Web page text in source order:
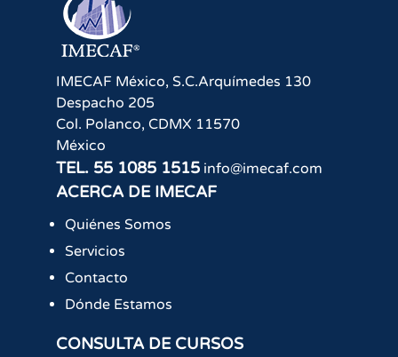
IMECAF México, S.C.Arquímedes 130
Despacho 205
Col. Polanco, CDMX 11570
México
TEL. 55 1085 1515 info@imecaf.com
ACERCA DE IMECAF
Quiénes Somos
Servicios
Contacto
Dónde Estamos
CONSULTA DE CURSOS